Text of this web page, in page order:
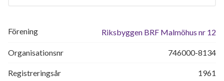
Förening Riksbyggen BRF Malmöhus nr 12
Organisationsnr 746000-8134
Registreringsår 1961